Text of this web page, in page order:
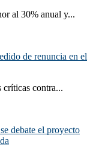
al 30% anual y...
de renuncia en el
críticas contra...
debate el proyecto